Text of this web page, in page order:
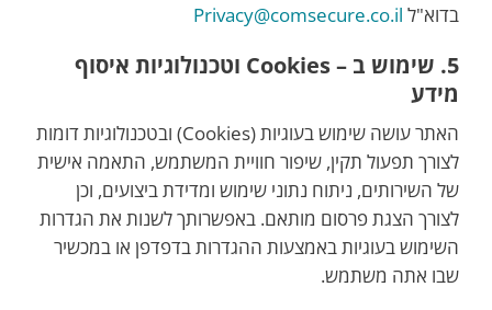
בדוא"ל Privacy@comsecure.co.il
5. שימוש ב – Cookies וטכנולוגיות איסוף
מידע
האתר עושה שימוש בעוגיות (Cookies) ובטכנולוגיות דומות
לצורך תפעול תקין, שיפור חוויית המשתמש, התאמה אישית
של השירותים, ניתוח נתוני שימוש ומדידת ביצועים, וכן
לצורך הצגת פרסום מותאם. באפשרותך לשנות את הגדרות
השימוש בעוגיות באמצעות ההגדרות בדפדפן או במכשיר
שבו אתה משתמש.